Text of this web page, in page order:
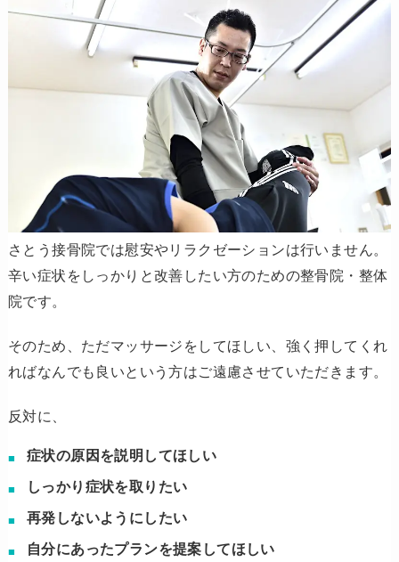
さとう接骨院では慰安やリラクゼーションは行いません。
辛い症状をしっかりと改善したい方のための整骨院・整体
院です。
そのため、ただマッサージをしてほしい、強く押してくれ
ればなんでも良いという方はご遠慮させていただきます。
反対に、
症状の原因を説明してほしい
しっかり症状を取りたい
再発しないようにしたい
自分にあったプランを提案してほしい